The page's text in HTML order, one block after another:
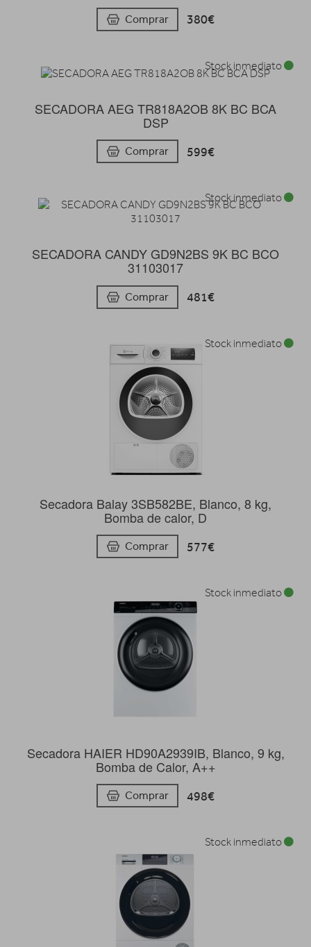
Comprar 380€
SECADORA AEG TR818A2OB 8K BC BCA
DSP
Comprar 599€
Stock inmediato
SECADORA CANDY GD9N2BS 9K BC BCO
31103017
Comprar 481€
Stock inmediato
Secadora Balay 3SB582BE, Blanco, 8 kg,
Bomba de calor, D
Comprar 577€
Stock inmediato
Secadora HAIER HD90A2939IB, Blanco, 9 kg,
Bomba de Calor, A++
Comprar 498€
Stock inmediato
Stock inmediato